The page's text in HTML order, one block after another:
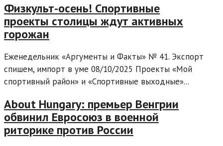
Физкульт-осень! Спортивные
проекты столицы ждут активных
горожан
Еженедельник «Аргументы и Факты» № 41. Экспорт
спишем, импорт в уме 08/10/2025 Проекты «Мой
спортивный район» и «Спортивные выходные»...
About Hungary: премьер Венгрии
обвинил Евросоюз в военной
риторике против России